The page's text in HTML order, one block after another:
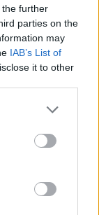
further
parties on the
may
IAB’s List of
it to other
more Google
may click to
party tags to
below Google